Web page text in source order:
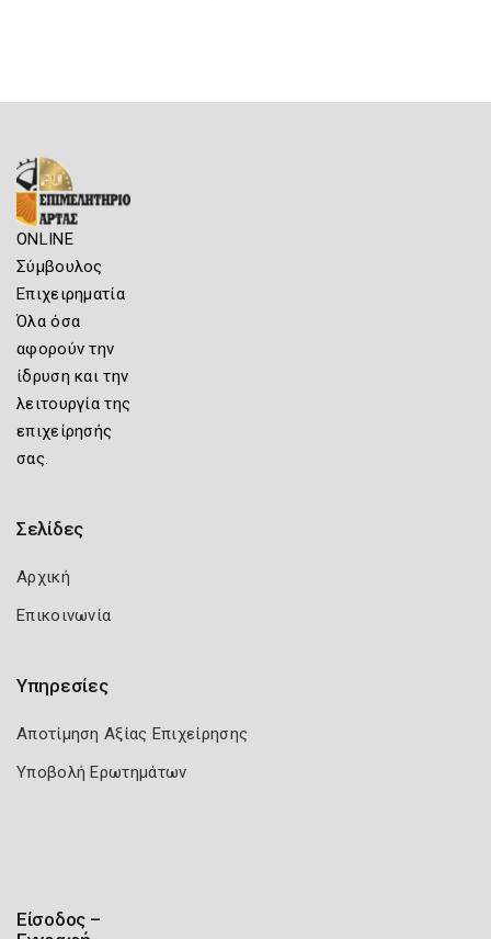
ONLINE
Σύμβουλος
Επιχειρηματία
Όλα όσα
αφορούν την
ίδρυση και την
λειτουργία της
επιχείρησής
σας.
Σελίδες
Αρχική
Επικοινωνία
Υπηρεσίες
Αποτίμηση Αξίας Επιχείρησης
Υποβολή Ερωτημάτων
Είσοδος –